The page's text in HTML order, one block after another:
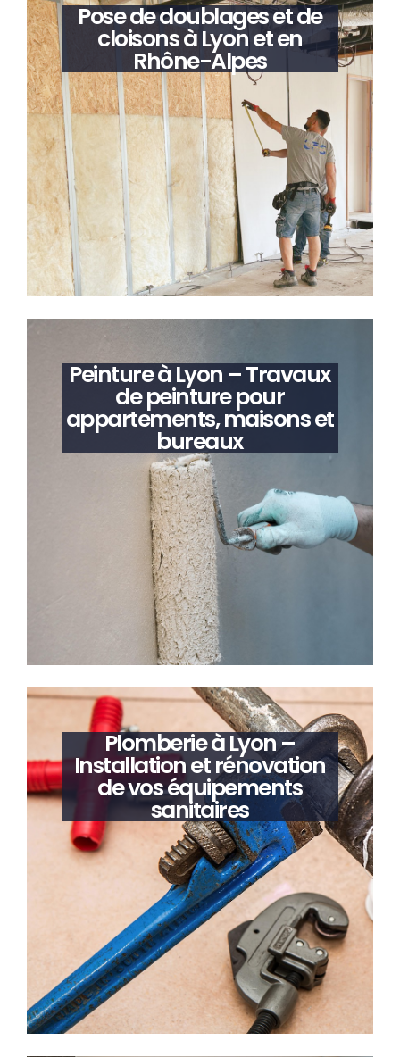
Pose de doublages et de
cloisons à Lyon et en
Rhône-Alpes
Peinture à Lyon – Travaux
de peinture pour
appartements, maisons et
bureaux
Plomberie à Lyon –
Installation et rénovation
de vos équipements
sanitaires